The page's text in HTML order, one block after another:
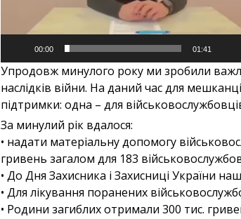
00:00 01:41
Упродовж минулого року ми зробили
наслідків війни. На даний час для
підтримки: одна – для
За минулий рік вдалося:
• надати матеріальну допомогу
гривень загалом для 183
• До Дня Захисника і Захисниці України
• Для лікування поранених
• Родини загиблих отримали 300 тис.